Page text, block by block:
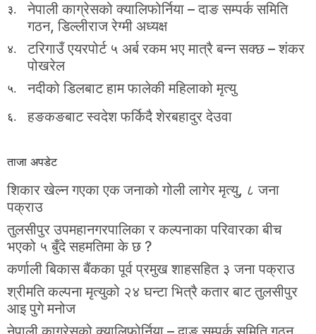
३.
नेपाली काग्रेसको क्यालिफोर्निया – दाङ सम्पर्क समिति
गठन, डिल्लीराज रेग्मी अध्यक्ष
४.
टरिगाउँ एयरपोर्ट ५ अर्ब रकम भए मात्रै बन्न सक्छ – शंकर
पोखरेल
५. नदीको डिलबाट हाम फालेकी महिलाको मृत्यु
६. हङकङबाट स्वदेश फर्किदै शेरबहादुर देउवा
ताजा अपडेट
शिकार खेल्न गएका एक जनाको गोली लागेर मृत्यु, ८ जना
पक्राउ
तुलसीपुर उपमहानगरपालिका र कल्पनाका परिवारका बीच
भएको ५ बुँदे सहमतिमा के छ ?
कर्णाली बिकास बैंकका पूर्व प्रमुख शाहसहित ३ जना पक्राउ
श्रीमति कल्पना मृत्युको २४ घन्टा भित्रै कतार बाट तुलसीपुर
आइ पुगे मनोज